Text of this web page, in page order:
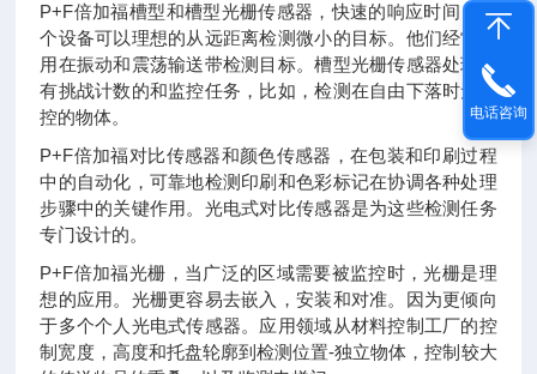
P+F倍加福槽型和槽型光栅传感器，快速的响应时间，这
个设备可以理想的从远距离检测微小的目标。他们经常被
用在振动和震荡输送带检测目标。槽型光栅传感器处理具
有挑战计数的和监控任务，比如，检测在自由下落时无操
控的物体。
P+F倍加福对比传感器和颜色传感器，在包装和印刷过程
中的自动化，可靠地检测印刷和色彩标记在协调各种处理
步骤中的关键作用。光电式对比传感器是为这些检测任务
专门设计的。
P+F倍加福光栅，当广泛的区域需要被监控时，光栅是理
想的应用。光栅更容易去嵌入，安装和对准。因为更倾向
于多个个人光电式传感器。应用领域从材料控制工厂的控
制宽度，高度和托盘轮廓到检测位置-独立物体，控制较大
电话咨询